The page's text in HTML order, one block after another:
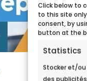
Click below to
to this site
consent, by
button at the
Statistics
Stocker et/ou
des